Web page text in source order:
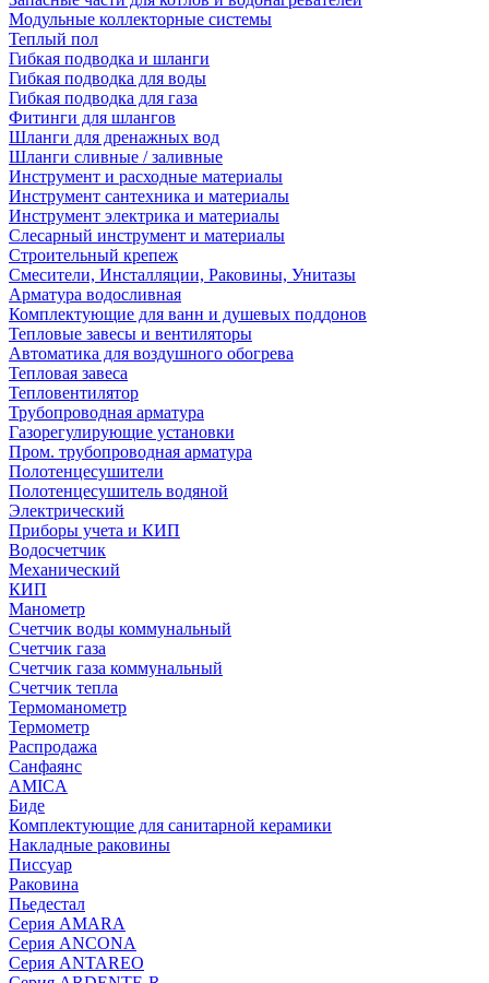
Модульные коллекторные системы
Теплый пол
Гибкая подводка и шланги
Гибкая подводка для воды
Гибкая подводка для газа
Фитинги для шлангов
Шланги для дренажных вод
Шланги сливные / заливные
Инструмент и расходные материалы
Инструмент сантехника и материалы
Инструмент электрика и материалы
Слесарный инструмент и материалы
Строительный крепеж
Смесители, Инсталляции, Раковины, Унитазы
Арматура водосливная
Комплектующие для ванн и душевых поддонов
Тепловые завесы и вентиляторы
Автоматика для воздушного обогрева
Тепловая завеса
Тепловентилятор
Трубопроводная арматура
Газорегулирующие установки
Пром. трубопроводная арматура
Полотенцесушители
Полотенцесушитель водяной
Электрический
Приборы учета и КИП
Водосчетчик
Механический
КИП
Манометр
Счетчик воды коммунальный
Счетчик газа
Счетчик газа коммунальный
Счетчик тепла
Термоманометр
Термометр
Распродажа
Санфаянс
AMICA
Биде
Комплектующие для санитарной керамики
Накладные раковины
Писсуар
Раковина
Пьедестал
Серия AMARA
Серия ANCONA
Серия ANTAREO